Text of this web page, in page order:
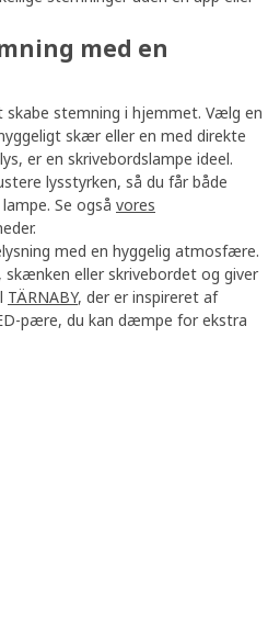
med en
stemning i hjemmet. Vælg en
skær eller en med direkte
er en skrivebordslampe ideel.
lysstyrken, så du får både
Se også vores
med en hyggelig atmosfære.
skænken eller skrivebordet og giver
TÄRNABY, der er inspireret af
pære, du kan dæmpe for ekstra